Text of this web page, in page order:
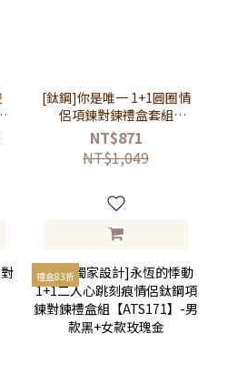
[鈦鋼]你是唯一 1+1圓圈情
侶項鍊對鍊禮盒套組
【ATS061】-男款黑+女款
玫瑰金
NT$871
NT$1,049
禮盒83折